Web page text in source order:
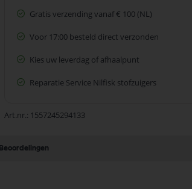
Gratis verzending vanaf € 100 (NL)
Voor 17:00 besteld direct verzonden
Kies uw leverdag of afhaalpunt
Reparatie Service Nilfisk stofzuigers
Art.nr. 1557245294133
Beoordelingen